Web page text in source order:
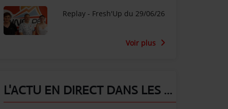
Replay - Fresh'Up du 29/06/26
Voir plus
L'ACTU EN DIRECT DANS LES ALPES !